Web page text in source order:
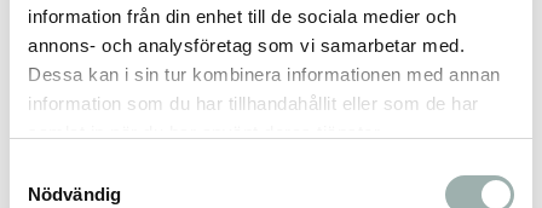
information från din enhet till de sociala medier och
annons- och analysföretag som vi samarbetar med.
Dessa kan i sin tur kombinera informationen med annan
information som du har tillhandahållit eller som de har
Nödvändig
Bli den första att lämna ett omdöme.